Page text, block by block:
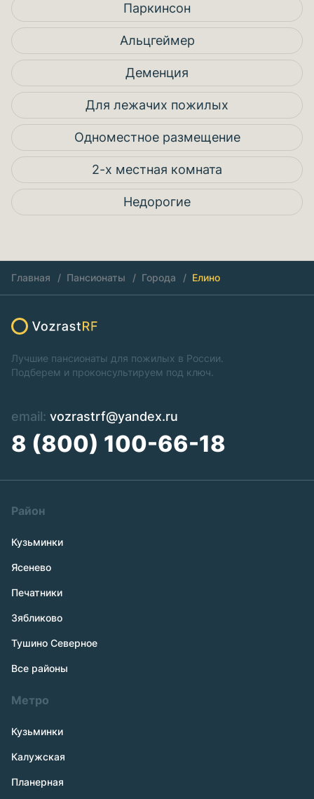
Паркинсон
Альцгеймер
Деменция
Для лежачих пожилых
Одноместное размещение
2-х местная комната
Недорогие
Главная Пансионаты Города Елино
Лучшие пансионаты для пожилых в России.
Подберем и проконсультируем под ключ.
email: vozrastrf@yandex.ru
8 (800) 100-66-18
Район
Кузьминки
Ясенево
Печатники
Зябликово
Тушино Северное
Все районы
Метро
Кузьминки
Калужская
Планерная